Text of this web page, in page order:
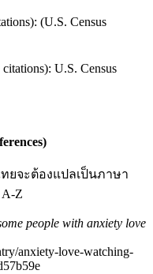
(U.S. Census
U.S. Census
ยจะต้องแปลเป็นภาษา
Z
people with anxiety love
anxiety-love-watching-